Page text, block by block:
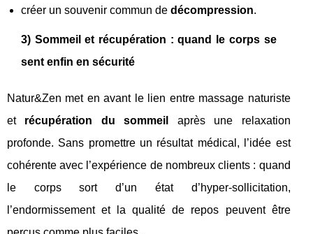
créer un souvenir commun de décompression.
3) Sommeil et récupération : quand le corps se
sent enfin en sécurité
Natur&Zen met en avant le lien entre massage naturiste
et récupération du sommeil
après une relaxation
profonde. Sans promettre un résultat médical, l’idée est
cohérente avec l’expérience de nombreux clients : quand
le corps sort d’un état d’hyper-sollicitation,
l’endormissement et la qualité de repos peuvent être